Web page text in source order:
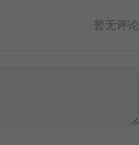
暂无评论